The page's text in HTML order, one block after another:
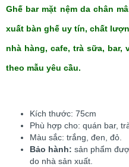
Ghế bar mặt nệm da chân
xuất bàn ghế uy tín, chất
nhà hàng, cafe, trà sữa, bar,
theo mẫu yêu cầu.
Kích thước: 75cm
Phù hợp cho: quán bar,
Màu sắc: trắng, đen, đỏ.
Bảo hành: sản phẩm
do nhà sản xuất.